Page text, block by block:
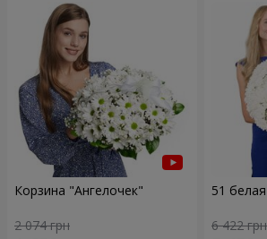
Корзина "Ангелочек"
2 074 грн
51
6 422 грн